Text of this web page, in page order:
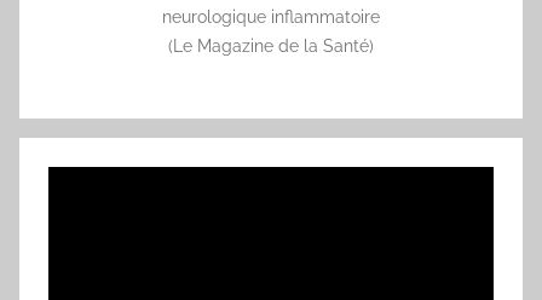
neurologique inflammatoire
(Le Magazine de la Santé)